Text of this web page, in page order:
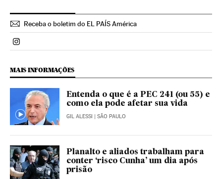
Receba o boletim do EL PAÍS América
Politica El País Brasil en Instagram
MAIS INFORMAÇÕES
Entenda o que é a PEC 241 (ou 55) e
como ela pode afetar sua vida
GIL ALESSI | SÃO PAULO
Planalto e aliados trabalham para
conter ‘risco Cunha’ um dia após
prisão